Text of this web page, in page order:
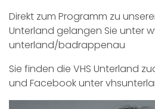
Direkt zum Programm zu
Unterland gelangen Sie unter
unterland/badrappenau
Sie finden die VHS Unterland
und Facebook unter